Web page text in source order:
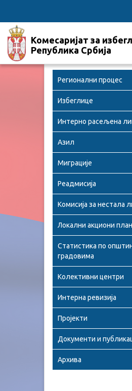
Комесаријат за
Република Србија
Регионални процес
Избеглице
Интерно расељена
Азил
Миграције
Реадмисија
Комисија за нестала
Локални акциони
Статистика по
градовима
Колективни центри
Интерна ревизија
Пројекти
Документи и
Архива